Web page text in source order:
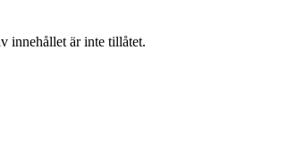
innehållet är inte tillåtet.